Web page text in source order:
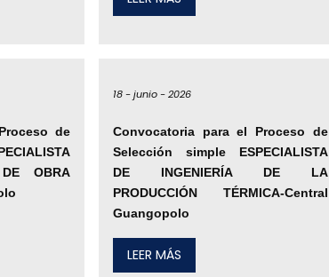
de
DE OBRA
18 - junio - 2026
Convocatoria para el Proceso de
Selección simple ESPECIALISTA
DE INGENIERÍA DE LA
PRODUCCIÓN TÉRMICA-Central
Guangopolo
LEER MÁS